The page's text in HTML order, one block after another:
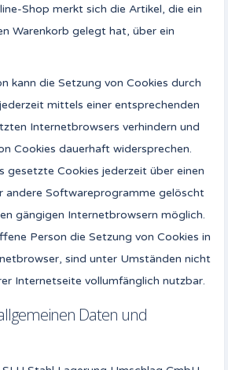
Shop merkt sich die Artikel, die ein
Warenkorb gelegt hat, über ein
kann die Setzung von Cookies durch
mittels einer entsprechenden
Internetbrowsers verhindern und
Cookies dauerhaft widersprechen.
gesetzte Cookies jederzeit über einen
andere Softwareprogramme gelöscht
gängigen Internetbrowsern möglich.
Person die Setzung von Cookies in
sind unter Umständen nicht
Internetseite vollumfänglich nutzbar.
Daten und